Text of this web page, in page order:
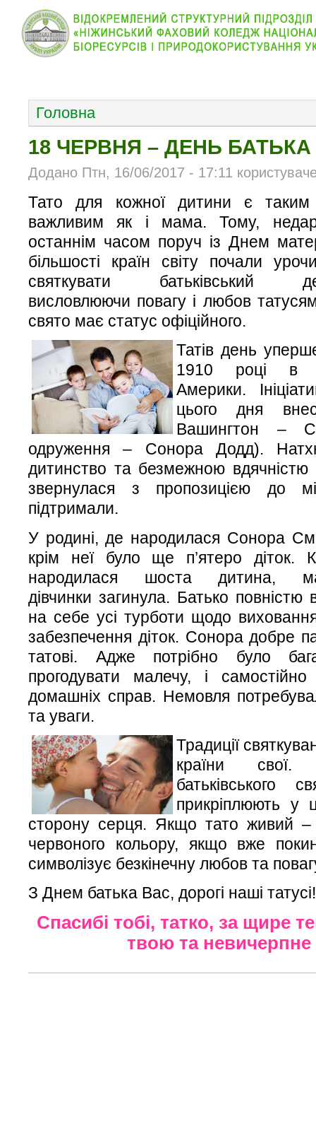
Головна
18 ЧЕРВНЯ – ДЕНЬ БАТЬКА
Додано Птн, 16/06/2017 - 17:11
Тато для кожної дитини є
важливим як і мама. Тому,
останнім часом поруч із Днем
більшості країн світу почали
святкувати батьківський
висловлюючи повагу і любов
свято має статус офіційного.
Татів день
1910 році в
Америки.
цього дня
Вашингтон –
одруження – Сонора Додд).
дитинство та безмежною вдячністю
звернулася з пропозицією до
підтримали.
У родині, де народилася Сонора
крім неї було ще п’ятеро діток.
народилася шоста дитина,
дівчинки загинула. Батько повністю
на себе усі турботи щодо
забезпечення діток. Сонора добре
татові. Адже потрібно було
прогодувати малечу, і самостійно
домашніх справ. Немовля
та уваги.
Традиції
країни свої.
батьківського
прикріплюють у
сторону серця. Якщо тато живий –
червоного кольору, якщо вже
символізує безкінечну любов та
З Днем батька Вас, дорогі наші татусі!
Спасибі тобі, татко, за щире
твою та